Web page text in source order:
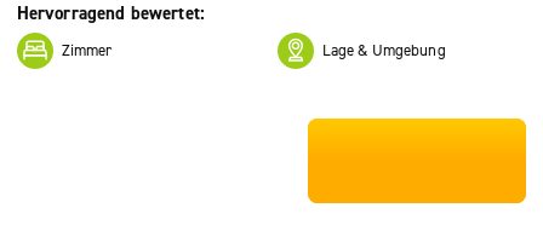
Hervorragend bewertet:
Zimmer Lage & Umgebung